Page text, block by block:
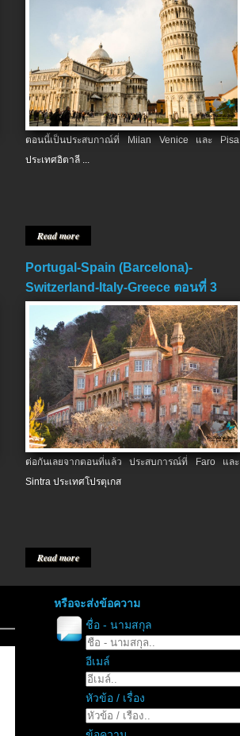
ตอนนี้เป็นประสบกาณ์ที่ Milan Venice และ Pisa
ประเทศอิตาลี ...
Read more
Portugal-Spain (Barcelona)-
Switzerland-Italy-Greece ตอนที่ 3
ต่อกันเลยจากตอนที่แล้ว ประสบการณ์ที่ Faro และ
Sintra ประเทศโปรตุเกส
Read more
หรือจะส่งข้อความ
ชื่อ - นามสกุล
อีเมล์
หัวข้อ / เรื่อง